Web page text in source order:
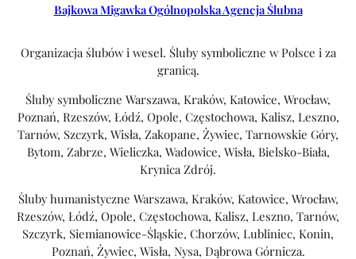
Bajkowa Migawka Ogólnopolska Agencja Ślubna
Organizacja ślubów i wesel. Śluby symboliczne w Polsce i za
granicą.
Śluby symboliczne Warszawa, Kraków, Katowice, Wrocław,
Poznań, Rzeszów, Łódź, Opole, Częstochowa, Kalisz, Leszno,
Tarnów, Szczyrk, Wisła, Zakopane, Żywiec, Tarnowskie Góry,
Bytom, Zabrze, Wieliczka, Wadowice, Wisła, Bielsko-Biała,
Krynica Zdrój.
Śluby humanistyczne Warszawa, Kraków, Katowice, Wrocław,
Rzeszów, Łódź, Opole, Częstochowa, Kalisz, Leszno, Tarnów,
Szczyrk, Siemianowice-Śląskie, Chorzów, Lubliniec, Konin,
Poznań, Żywiec, Wisła, Nysa, Dąbrowa Górnicza.